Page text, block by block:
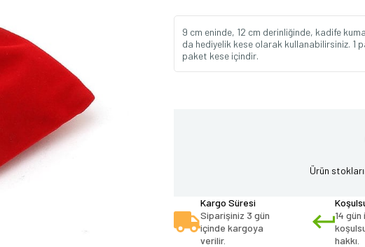
9 cm eninde, 12 cm derinliğinde, kadife
da hediyelik kese olarak kullanabilirsiniz. 1
paket kese içindir.
Ürün
Kargo Süresi
Siparişiniz 3 gün
içinde kargoya
verilir.
14 gün
hakkı.